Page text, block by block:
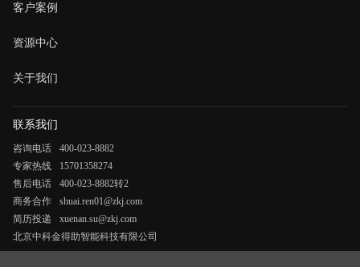
客户案例
资源中心
关于我们
联系我们
咨询电话
400-023-8882
专家热线
15701358274
售后电话
400-023-8882转2
商务合作
shuai.ren01@zkj.com
简历投递
xuenan.su@zkj.com
北京中科金得助智能科技有限公司